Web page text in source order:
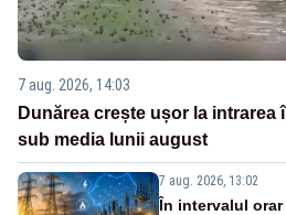
7 aug. 2026, 14:03
Dunărea crește ușor la intrarea
sub media lunii august
7 aug. 2026, 13:02
În intervalul